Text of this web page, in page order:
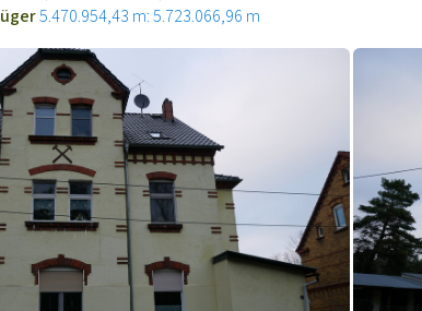
5.470.954,43 m: 5.723.066,96 m